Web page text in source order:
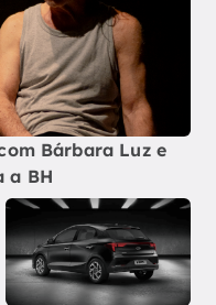
Bárbara Luz e
a BH